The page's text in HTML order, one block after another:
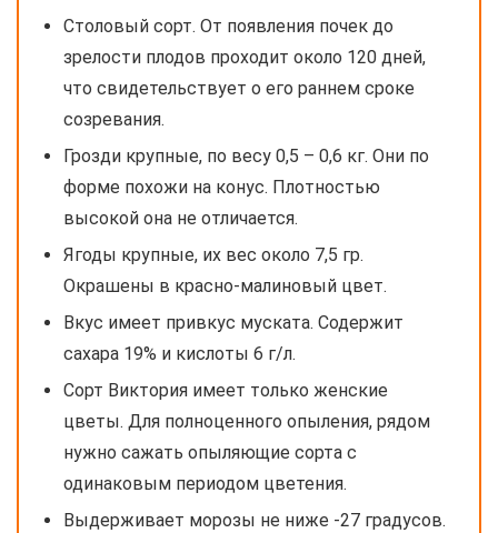
Столовый сорт. От появления почек до
зрелости плодов проходит около 120 дней,
что свидетельствует о его раннем сроке
созревания.
Грозди крупные, по весу 0,5 – 0,6 кг. Они по
форме похожи на конус. Плотностью
высокой она не отличается.
Ягоды крупные, их вес около 7,5 гр.
Окрашены в красно-малиновый цвет.
Вкус имеет привкус муската. Содержит
сахара 19% и кислоты 6 г/л.
Сорт Виктория имеет только женские
цветы. Для полноценного опыления, рядом
нужно сажать опыляющие сорта с
одинаковым периодом цветения.
Выдерживает морозы не ниже -27 градусов.